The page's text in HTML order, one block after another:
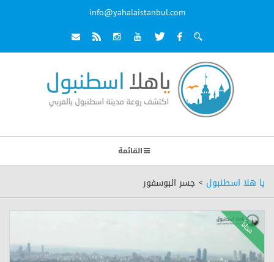
info@yahalaistanbul.com
القائمة
يا هلا اسطنبول >جسر البوسفور
ً
م
ج
ا
ن
ا